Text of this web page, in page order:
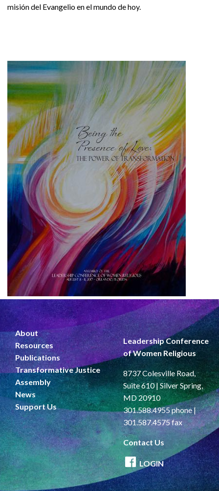
misión del Evangelio en el mundo de hoy.
About
Resources
Publications
Transformative Justice
Assembly
News
Support Us
Leadership Conference
of Women Religious
8737 Colesville Road,
Suite 610 | Silver Spring,
MD 20910
301.588.4955 phone |
301.587.4575 fax
Contact Us
LOGIN